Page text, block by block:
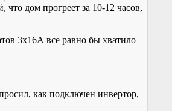
что дом прогреет за 10-12 часов,
3х16А все равно бы хватило
как подключен инвертор,